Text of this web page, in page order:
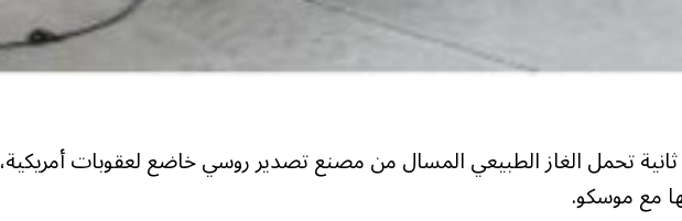
تحمل الغاز الطبيعي المسال من مصنع تصدير روسي خاضع لعقوبات أمريكية،
مع موسكو.